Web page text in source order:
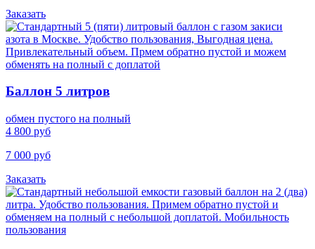
Заказать
Баллон 5 литров
обмен пустого на полный
4 800 руб
7 000 руб
Заказать